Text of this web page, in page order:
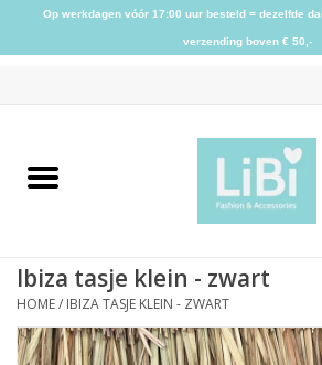
Home
Kleding
Schoenen
Ibiza tasje klein - zwart
HOME/ IBIZA TASJE KLEIN - ZWART
Op werkdagen vóór 17:00 uur besteld = dezelfde
verzending boven € 50,-